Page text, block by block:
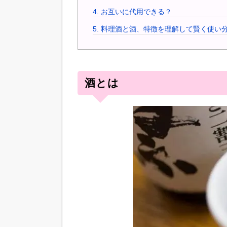
4. お互いに代用できる？
5. 料理酒と酒、特徴を理解して賢く使い
酒とは